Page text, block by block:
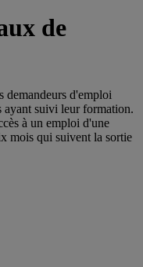
de
demandeurs d'emploi
ayant suivi leur formation.
à un emploi d'une
mois qui suivent la sortie